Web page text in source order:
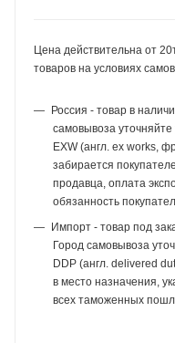
Цена действительна от
товаров на условиях
Россия - товар в
самовывоза уточняйте
EXW (англ. ex works,
забирается
продавца, оплата
обязанность
Импорт - товар под
Город самовывоза
DDP (англ. delivered
в место назначения,
всех таможенных